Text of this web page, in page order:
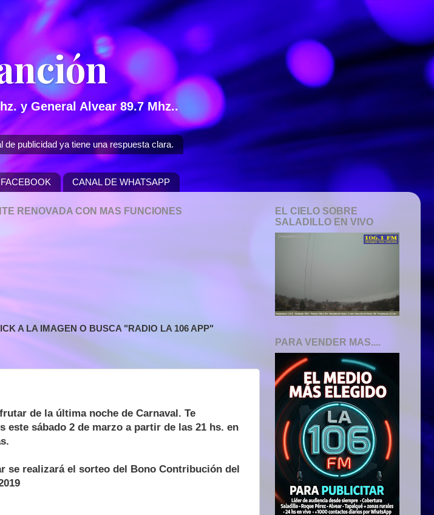
y General Alvear 89.7 Mhz..
publicidad ya tiene una respuesta clara.
FACEBOOK CANAL DE WHATSAPP
RENOVADA CON MAS FUNCIONES
A LA IMAGEN O BUSCA "RADIO LA 106 APP"
de la última noche de Carnaval. Te
este sábado 2 de marzo a partir de las 21 hs. en
se realizará el sorteo del Bono Contribución del
EL CIELO SOBRE
SALADILLO EN VIVO
PARA VENDER MAS....